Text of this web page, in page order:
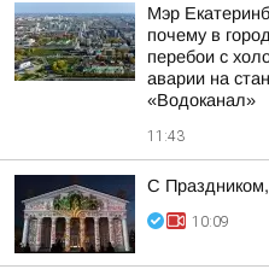
Мэр
почему в
перебои с
аварии на
«Водоканал»
11:43
С
10:09